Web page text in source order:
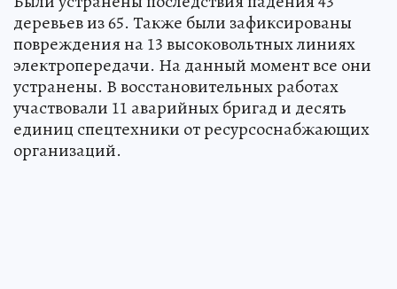
деревьев из 65. Также были зафиксированы
повреждения на 13 высоковольтных линиях
электропередачи. На данный момент все они
устранены. В восстановительных работах
участвовали 11 аварийных бригад и десять
единиц спецтехники от ресурсоснабжающих
организаций.